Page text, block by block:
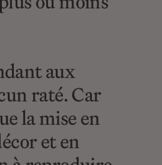
aux
raté. Car
la mise en
et en